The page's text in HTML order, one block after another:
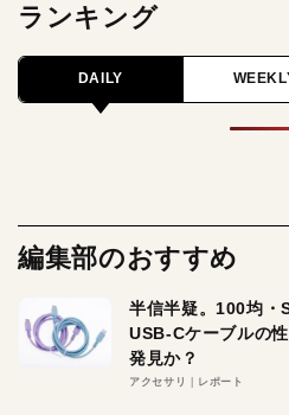
ランキング
DAILY
編集部のおすすめ
半信半疑。100均・
USB-Cケーブルの
発見か？
アクセサリ レポート